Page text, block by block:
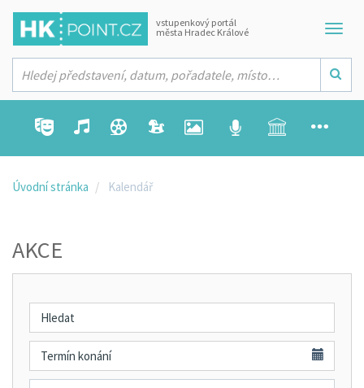
vstupenkový portál
města Hradec Králové
Úvodní stránka Kalendář
AKCE